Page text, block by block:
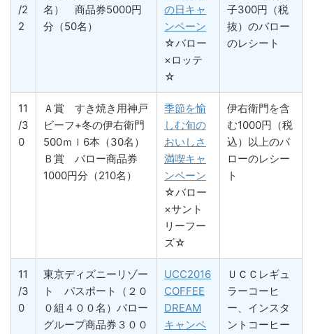
/2
2
名） 商品券5000円
分（50名）
の日キャ
ンペーン
☆バロー
×ロッテ
☆
子300円（税
抜）のバロー
のレシート
11
/3
0
Ａ賞 すき焼き用神戸
ビーフ+冬の伊右衛門
500ｍｌ6本（30名）
Ｂ賞 バロー商品券
1000円分（210名）
季節を愉
しむ旬の
おいしさ
満喫キャ
ンペーン
☆バロー
×サント
リーフー
ズ☆
伊右衛門を含
む1000円（税
込）以上のバ
ローのレシー
ト
11
/3
0
東京ディズニーリゾー
ト パスポート（２０
０組４００名）バロー
グループ商品券３００
UCC2016
COFFEE
DREAM
キャンペ
ＵＣＣレギュ
ラーコーヒ
ー、インスタ
ントコーヒー